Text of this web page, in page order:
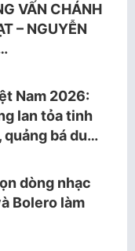
VẤN CHÁNH
– NGUYỄN
Nam 2026:
lan tỏa tinh
quảng bá du…
dòng nhạc
Bolero làm